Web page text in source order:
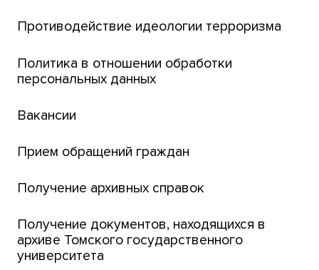
ТГУ
Интернет-лицей
Открытые онлайн-курсы (MOOCs)
Платежи онлайн
Банк инициатив по развитию университета
Противодействие идеологии терроризма
Политика в отношении обработки
персональных данных
Вакансии
Прием обращений граждан
Получение архивных справок
Получение документов, находящихся в
архиве Томского государственного
университета